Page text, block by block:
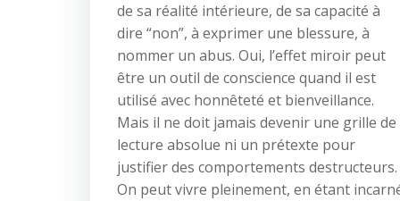
de sa réalité intérieure, de sa capacité à
dire “non”, à exprimer une blessure, à
nommer un abus. Oui, l’effet miroir peut
être un outil de conscience quand il est
utilisé avec honnêteté et bienveillance.
Mais il ne doit jamais devenir une grille de
lecture absolue ni un prétexte pour
justifier des comportements destructeurs.
On peut vivre pleinement, en étant